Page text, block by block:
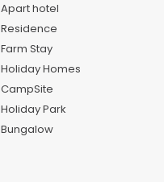
Apart hotel
Residence
Farm Stay
Holiday Homes
CampSite
Holiday Park
Bungalow